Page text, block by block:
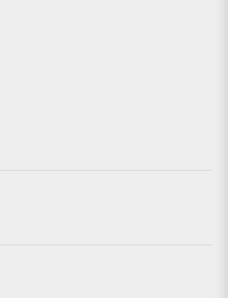
water.
de N211
ten opzichte van Den